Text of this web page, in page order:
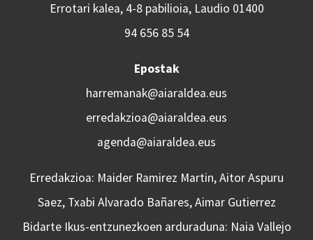
Errotari kalea, 4-8 pabilioia, Laudio 01400
94 656 85 54
Epostak
harremanak@aiaraldea.eus
erredakzioa@aiaraldea.eus
agenda@aiaraldea.eus
Erredakzioa: Maider Ramirez Martin, Aitor Aspuru
Saez, Txabi Alvarado Bañares, Aimar Gutierrez
Bidarte Ikus-entzunezkoen arduraduna: Naia Vallejo